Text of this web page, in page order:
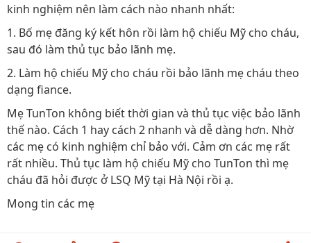
kinh nghiệm nên làm cách nào nhanh nhất:
1. Bố mẹ đăng ký kết hôn rồi làm hộ chiếu Mỹ cho cháu,
sau đó làm thủ tục bảo lãnh mẹ.
2. Làm hộ chiếu Mỹ cho cháu rồi bảo lãnh mẹ cháu theo
dạng fiance.
Mẹ TunTon không biết thời gian và thủ tục việc bảo lãnh
thế nào. Cách 1 hay cách 2 nhanh và dễ dàng hơn. Nhờ
các mẹ có kinh nghiệm chỉ bảo với. Cảm ơn các mẹ rất
rất nhiều. Thủ tục làm hộ chiếu Mỹ cho TunTon thì mẹ
cháu đã hỏi được ở LSQ Mỹ tại Hà Nội rồi ạ.
Mong tin các mẹ